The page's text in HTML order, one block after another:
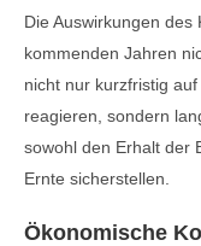
Die Auswirkungen des
kommenden Jahren
nicht nur kurzfristig
reagieren, sondern
sowohl den Erhalt der
Ernte sicherstellen.
Ökonomische